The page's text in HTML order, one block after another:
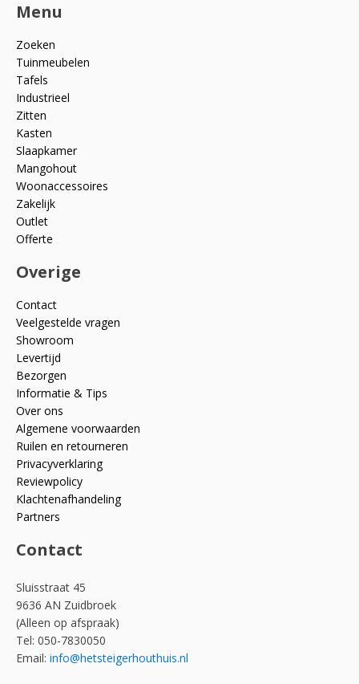
Menu
Zoeken
Tuinmeubelen
Tafels
Industrieel
Zitten
Kasten
Slaapkamer
Mangohout
Woonaccessoires
Zakelijk
Outlet
Offerte
Overige
Contact
Veelgestelde vragen
Showroom
Levertijd
Bezorgen
Informatie & Tips
Over ons
Algemene voorwaarden
Ruilen en retourneren
Privacyverklaring
Reviewpolicy
Klachtenafhandeling
Partners
Contact
Sluisstraat 45
9636 AN Zuidbroek
(Alleen op afspraak)
Tel: 050-7830050
Email: info@hetsteigerhouthuis.nl